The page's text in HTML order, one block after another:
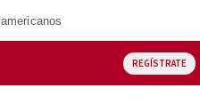
REGÍSTRATE